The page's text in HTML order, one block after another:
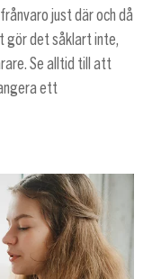
just där och då
gör det såklart inte,
Se alltid till att
ett